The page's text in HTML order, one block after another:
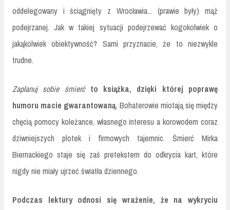
oddelegowany i ściągnięty z Wrocławia... (prawie były) mąż
podejrzanej. Jak w takiej sytuacji podejrzewać kogokolwiek o
jakąkolwiek obiektywność? Sami przyznacie, że to niezwykle
trudne.
Zaplanuj sobie śmierć to książka, dzięki której poprawę
humoru macie gwarantowaną. Bohaterowie miotają się między
chęcią pomocy koleżance, własnego interesu a korowodem coraz
dziwniejszych plotek i firmowych tajemnic. Śmierć Mirka
Biernackiego staje się zaś pretekstem do odkrycia kart, które
nigdy nie miały ujrzeć światła dziennego.
Podczas lektury odnosi się wrażenie, że na wykryciu